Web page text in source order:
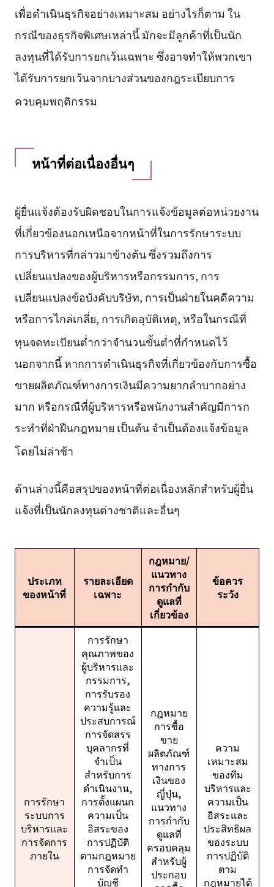
เพื่อดำเนินธุรกิจอย่างเหมาะสม อย่างไรก็ตาม ใน
กรณีของธุรกิจพิเศษเหล่านี้ มักจะมีลูกค้าที่เป็นนัก
ลงทุนที่ได้รับการยกเว้นเฉพาะ ซึ่งอาจทำให้พวกเขา
ได้รับการยกเว้นจากบางส่วนของกฎระเบียบการ
ควบคุมพฤติกรรม
หน้าที่ต่อเนื่องอื่นๆ
ผู้ยื่นแจ้งต้องรับผิดชอบในการแจ้งข้อมูลต่อหน่วยงาน
ที่เกี่ยวข้องนอกเหนือจากหน้าที่ในการรักษาระบบ
การบริหารที่กล่าวมาข้างต้น ซึ่งรวมถึงการ
เปลี่ยนแปลงของผู้บริหารหรือกรรมการ, การ
เปลี่ยนแปลงข้อบังคับบริษัท, การเป็นฝ่ายในคดีความ
หรือการไกล่เกลี่ย, การเกิดอุบัติเหตุ, หรือในกรณีที่
ทุนจดทะเบียนต่ำกว่าจำนวนขั้นต่ำที่กำหนดไว้
นอกจากนี้ หากการดำเนินธุรกิจที่เกี่ยวข้องกับการซื้อ
ขายผลิตภัณฑ์ทางการเงินมีความยากลำบากอย่าง
มาก หรือกรณีที่ผู้บริหารหรือพนักงานสำคัญมีการก
ระทำที่ฝ่าฝืนกฎหมาย เป็นต้น จำเป็นต้องแจ้งข้อมูล
โดยไม่ล่าช้า
ด้านล่างนี้คือสรุปของหน้าที่ต่อเนื่องหลักสำหรับผู้ยื่น
แจ้งที่เป็นนักลงทุนต่างชาติและอื่นๆ
ประเภท
ของหน้าที่
รายละเอียด
เฉพาะ
กฎหมาย/
แนวทาง
การกำกับ
ดูแลที่
เกี่ยวข้อง
ข้อควร
ระวัง
การรักษา
ระบบการ
บริหารและ
การจัดการ
ภายใน
การรักษา
คุณภาพของ
ผู้บริหารและ
กรรมการ,
การรับรอง
ความรู้และ
ประสบการณ์
การจัดสรร
บุคลากรที่
จำเป็น
สำหรับการ
ดำเนินงาน,
การตั้งแผนก
ความเป็น
อิสระของ
การปฏิบัติ
ตามกฎหมาย
การจัดทำ
บัญชี
กฎหมาย
การซื้อ
ขาย
ผลิตภัณฑ์
ทางการ
เงินของ
ญี่ปุ่น,
แนวทาง
การกำกับ
ดูแลที่
ครอบคลุม
สำหรับผู้
ประกอบ
ความ
เหมาะสม
ของทีม
บริหารและ
ความเป็น
อิสระและ
ประสิทธิผล
ของระบบ
การปฏิบัติ
ตาม
กฎหมายได้